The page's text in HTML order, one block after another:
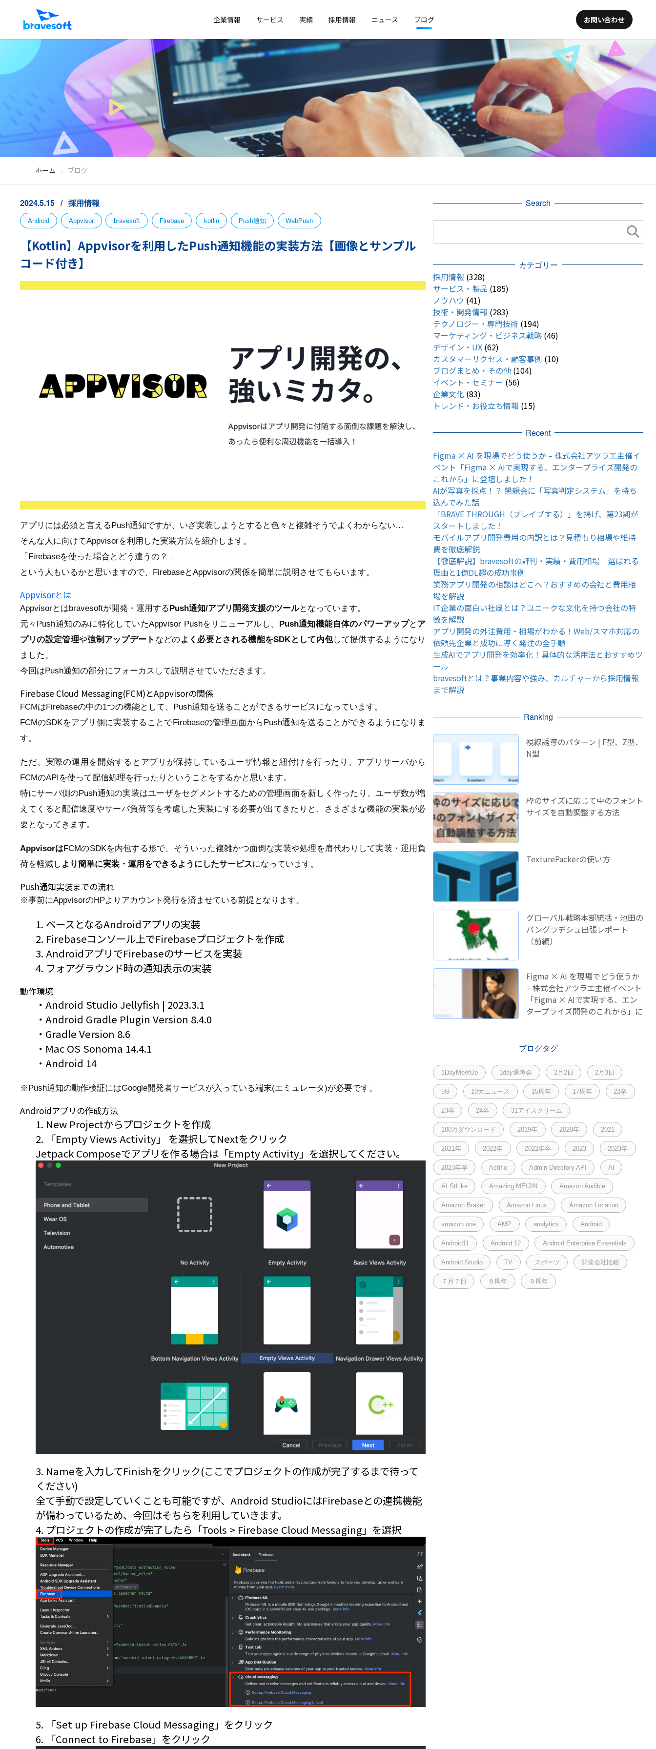
企業情報 サービス 実績 採用情報 ニュース ブログ お問い合わせ
ホーム ブログ
2024.5.15 採用情報
Android Appvisor bravesoft Firebase kotlin Push通知 WebPush
【Kotlin】Appvisorを利用したPush通知機能の実装方法【画像とサンプル
コード付き】
アプリには必須と言えるPush通知ですが、いざ実装しようとすると色々と複雑そうでよくわからない…
そんな人に向けてAppvisorを利用した実装方法を紹介します。
「Firebaseを使った場合とどう違うの？」
という人もいるかと思いますので、FirebaseとAppvisorの関係を簡単に説明させてもらいます。
Appvisorとは
Appvisorとはbravesoftが開発・運用するPush通知/アプリ開発支援のツールとなっています。
元々Push通知のみに特化していたAppvisor Pushをリニューアルし、 Push通知機能自体のパワーアップと ア
プリの設定管理や強制アップデート などのよく必要とされる機能をSDKとして内包して提供するようになり
ました。
今回はPush通知の部分にフォーカスして説明させていただきます。
Firebase Cloud Messaging(FCM)とAppvisorの関係
FCMはFirebaseの中の1つの機能として、Push通知を送ることができるサービスになっています。
FCMのSDKをアプリ側に実装することでFirebaseの管理画面からPush通知を送ることができるようになりま
す。
ただ、実際の運用を開始するとアプリが保持しているユーザ情報と紐付けを行ったり、アプリサーバから
FCMのAPIを使って配信処理を行ったりということをするかと思います。
特にサーバ側のPush通知の実装はユーザをセグメントするための管理画面を新しく作ったり、ユーザ数が増
えてくると配信速度やサーバ負荷等を考慮した実装にする必要が出てきたりと、さまざまな機能の実装が必
要となってきます。
AppvisorはFCMのSDKを内包する形で、そういった複雑かつ面倒な実装や処理を肩代わりして実装・運用負
荷を軽減し より簡単に実装・運用をできるようにしたサービスになっています。
Push通知実装までの流れ
※事前にAppvisorのHPよりアカウント発行を済ませている前提となります。
1. ベースとなるAndroidアプリの実装
2. Firebaseコンソール上でFirebaseプロジェクトを作成
3. AndroidアプリでFirebaseのサービスを実装
4. フォアグラウンド時の通知表示の実装
動作環境
・Android Studio Jellyfish | 2023.3.1
・Android Gradle Plugin Version 8.4.0
・Gradle Version 8.6
・Mac OS Sonoma 14.4.1
・Android 14
※Push通知の動作検証にはGoogle開発者サービスが入っている端末(エミュレータ)が必要です。
Androidアプリの作成方法
1. New Projectからプロジェクトを作成
2. 「Empty Views Activity」 を選択してNextをクリック
Jetpack Composeでアプリを作る場合は「Empty Activity」を選択してください。
3. Nameを入力してFinishをクリック(ここでプロジェクトの作成が完了するまで待って
ください)
全て手動で設定していくことも可能ですが、Android StudioにはFirebaseとの連携機能
が備わっているため、今回はそちらを利用していきます。
4. プロジェクトの作成が完了したら「Tools > Firebase Cloud Messaging」を選択
5. 「Set up Firebase Cloud Messaging」をクリック
6. 「Connect to Firebase」をクリック
Search
カテゴリー
採用情報 (328)
サービス・製品 (185)
ノウハウ (41)
技術・開発情報 (283)
テクノロジー・専門技術 (194)
マーケティング・ビジネス戦略 (46)
デザイン・UX (62)
カスタマーサクセス・顧客事例 (10)
ブログまとめ・その他 (104)
イベント・セミナー (56)
企業文化 (83)
トレンド・お役立ち情報 (15)
Recent
Figma × AI を現場でどう使うか – 株式会社アツラエ主催イ
ベント「Figma × AIで実現する、エンタープライズ開発の
これから」に登壇しました！
AIが写真を採点！？ 懇親会に「写真判定システム」を持ち
込んでみた話
「BRAVE THROUGH（ブレイブする）」を掲げ、第23期が
スタートしました！
モバイルアプリ開発費用の内訳とは？見積もり相場や維持
費を徹底解説
【徹底解説】bravesoftの評判・実績・費用相場｜選ばれる
理由と1億DL超の成功事例
業務アプリ開発の相談はどこへ？おすすめの会社と費用相
場を解説
IT企業の面白い社風とは？ユニークな文化を持つ会社の特
徴を解説
アプリ開発の外注費用・相場がわかる！Web/スマホ対応の
依頼先企業と成功に導く発注の全手順
生成AIでアプリ開発を効率化！具体的な活用法とおすすめツ
ール
bravesoftとは？事業内容や強み、カルチャーから採用情報
まで解説
Ranking
視線誘導のパターン | F型、Z型、
N型
枠のサイズに応じて中のフォント
サイズを自動調整する方法
TexturePackerの使い方
グローバル戦略本部統括・池田の
バングラデシュ出張レポート
（前編）
Figma × AI を現場でどう使うか
– 株式会社アツラエ主催イベント
「Figma × AIで実現する、エン
タープライズ開発のこれから」に
ブログタグ
1DayMeetUp 1day選考会 2月2日 2月3日
5G 10大ニュース 15周年 17周年 22卒
23卒 24卒 31アイスクリーム
100万ダウンロード 2019年 2020年 2021
2021年 2022年 2022年卒 2023 2023年
2023年卒 Actifio Admin Directory API AI
AI StLike Amazing MEIJIN Amazon Audible
Amazon Braket Amazon Linux Amazon Location
amazon one AMP analytics Android
Android11 Android 12 Android Enterprise Essentials
Android Studio TV スポーツ 開発会社比較
７月７日 ８周年 ９周年